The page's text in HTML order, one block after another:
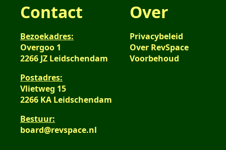
Contact
Bezoekadres:
Overgoo 1
2266 JZ Leidschendam
Postadres:
Vlietweg 15
2266 KA Leidschendam
Bestuur:
board@revspace.nl
Over
Privacybeleid
Over RevSpace
Voorbehoud